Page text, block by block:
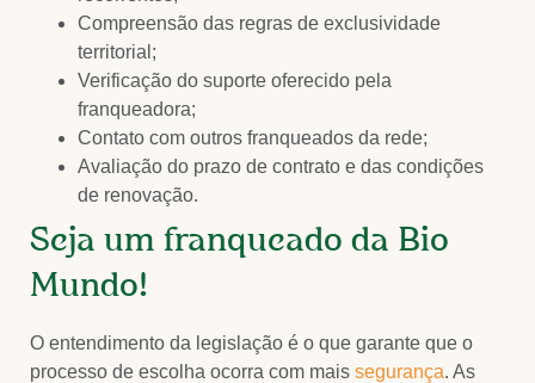
Compreensão das regras de exclusividade
territorial;
Verificação do suporte oferecido pela
franqueadora;
Contato com outros franqueados da rede;
Avaliação do prazo de contrato e das condições
de renovação.
Seja um franqueado da Bio
Mundo!
O entendimento da legislação é o que garante que o
processo de escolha ocorra com mais segurança. As